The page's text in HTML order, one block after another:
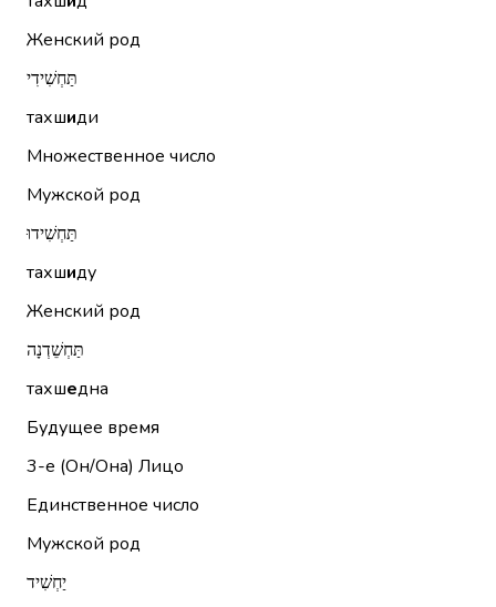
Женский род
תַּחְשִׁידִי
тахшиди
Множественное число
Мужской род
תַּחְשִׁידוּ
тахшиду
Женский род
תַּחְשֵׁדְנָה
тахшедна
Будущее время
3-е (Он/Она) Лицо
Единственное число
Мужской род
יַחְשִׁיד